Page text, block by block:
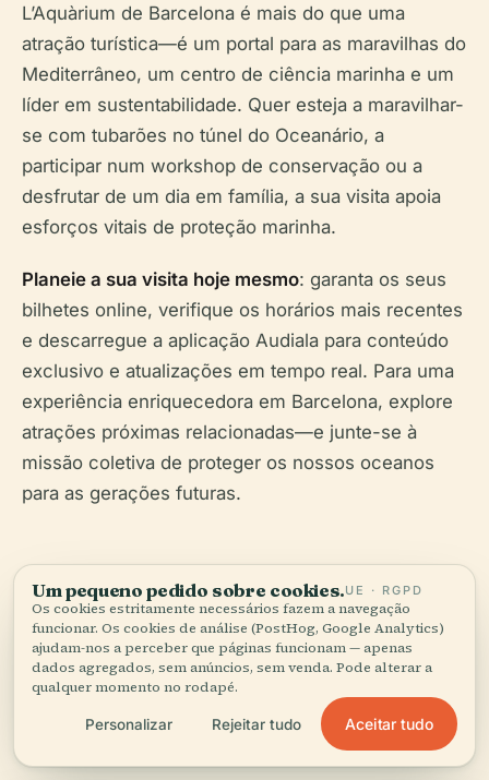
L’Aquàrium de Barcelona é mais do que uma
atração turística—é um portal para as maravilhas do
Mediterrâneo, um centro de ciência marinha e um
líder em sustentabilidade. Quer esteja a maravilhar-
se com tubarões no túnel do Oceanário, a
participar num workshop de conservação ou a
desfrutar de um dia em família, a sua visita apoia
esforços vitais de proteção marinha.
Planeie a sua visita hoje mesmo: garanta os seus
bilhetes online, verifique os horários mais recentes
e descarregue a aplicação Audiala para conteúdo
exclusivo e atualizações em tempo real. Para uma
experiência enriquecedora em Barcelona, explore
atrações próximas relacionadas—e junte-se à
missão coletiva de proteger os nossos oceanos
para as gerações futuras.
Ouça a história completa no app
Um pequeno pedido sobre cookies.UE · RGPD
Os cookies estritamente necessários fazem a navegação
funcionar. Os cookies de análise (PostHog, Google Analytics)
ajudam-nos a perceber que páginas funcionam — apenas
dados agregados, sem anúncios, sem venda. Pode alterar a
qualquer momento no rodapé.
Personalizar Rejeitar tudo Aceitar tudo